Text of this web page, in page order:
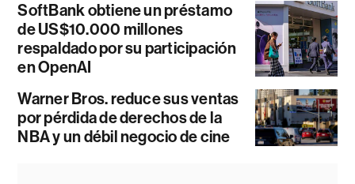
SoftBank obtiene un préstamo
de US$10.000 millones
respaldado por su participación
en OpenAI
Warner Bros. reduce sus ventas
por pérdida de derechos de la
NBA y un débil negocio de cine